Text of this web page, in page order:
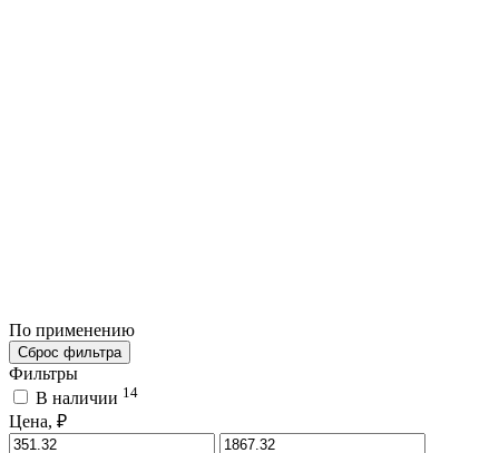
По применению
Сброс фильтра
Фильтры
В наличии 14
Цена, ₽